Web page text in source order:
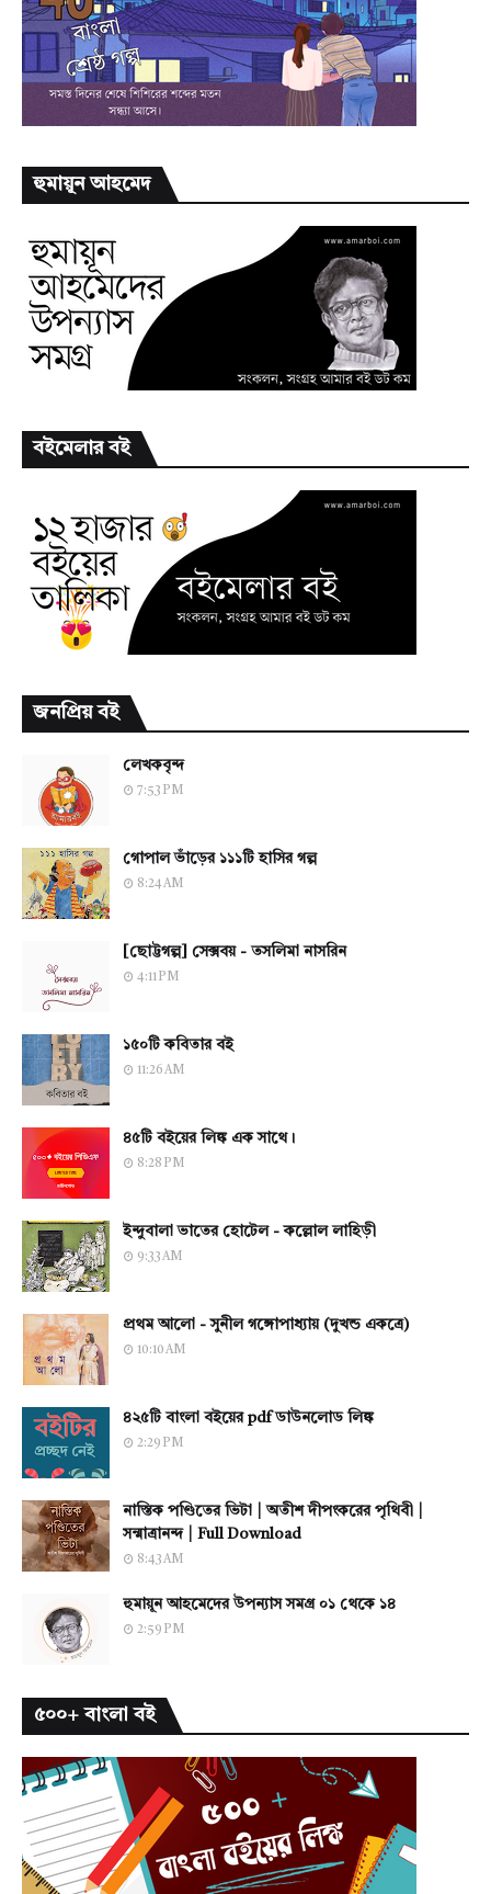
হুমায়ূন আহমেদ
বইমেলার বই
জনপ্রিয় বই
লেখকবৃন্দ
7:53 PM
গোপাল ভাঁড়ের ১১১টি হাসির গল্প
8:24 AM
[ছোট্টগল্প] সেক্সবয় - তসলিমা নাসরিন
4:11 PM
১৫০টি কবিতার বই
11:26 AM
৪৫টি বইয়ের লিঙ্ক এক সাথে।
8:28 PM
ইন্দুবালা ভাতের হোটেল - কল্লোল লাহিড়ী
9:33 AM
প্রথম আলো - সুনীল গঙ্গোপাধ্যায় (দুখন্ড একত্রে)
10:10 AM
৪২৫টি বাংলা বইয়ের pdf ডাউনলোড লিঙ্ক
2:29 PM
নাস্তিক পণ্ডিতের ভিটা | অতীশ দীপংকরের পৃথিবী |
সন্মাত্রানন্দ | Full Download
8:43 AM
হুমায়ূন আহমেদের উপন্যাস সমগ্র ০১ থেকে ১৪
2:59 PM
৫০০+ বাংলা বই